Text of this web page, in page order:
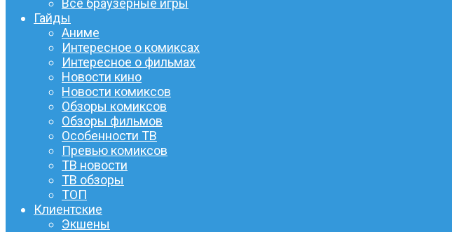
Все браузерные игры
Гайды
Аниме
Интересное о комиксах
Интересное о фильмах
Новости кино
Новости комиксов
Обзоры комиксов
Обзоры фильмов
Особенности ТВ
Превью комиксов
ТВ новости
ТВ обзоры
ТОП
Клиентские
Экшены